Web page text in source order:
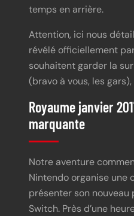
temps en arrière.
Attention, ici nous
révélé officiellement
souhaitent garder la
(bravo à vous, les
Royaume janvier
marquante
Notre aventure
Nintendo organise une
présenter son
Switch. Près d’une